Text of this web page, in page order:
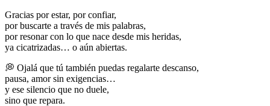
Gracias por estar, por confiar,
por buscarte a través de mis palabras,
por resonar con lo que nace desde mis heridas,
ya cicatrizadas… o aún abiertas.
💭 Ojalá que tú también puedas regalarte descanso,
pausa, amor sin exigencias…
y ese silencio que no duele,
sino que repara.